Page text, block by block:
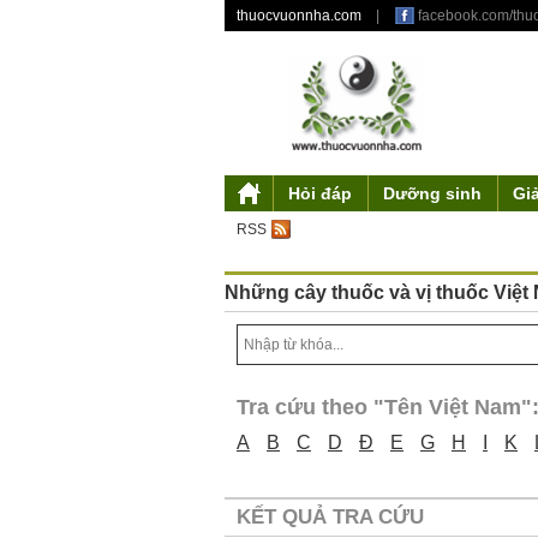
thuocvuonnha.com facebook.com/
Hỏi đáp
Dưỡng sinh
RSS
Những cây thuốc và vị thuốc Việt
Tra cứu theo "Tên Việt Nam":
A B C D Đ E G H K
KẾT QUẢ TRA CỨU